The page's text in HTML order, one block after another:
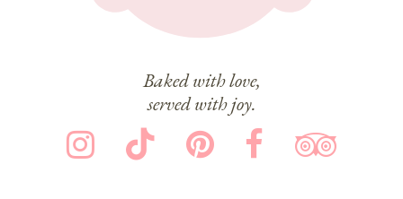
Baked with love,
served with joy.